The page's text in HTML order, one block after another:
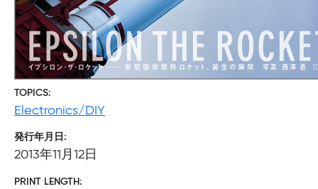
TOPICS
Electronics/DIY
発行年月日
2013年11月12日
PRINT LENGTH